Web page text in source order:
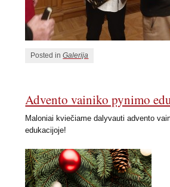
Posted inGalerija
Advento vainiko pynimo
Maloniai kviečiame dalyvauti advento
edukacijoje!